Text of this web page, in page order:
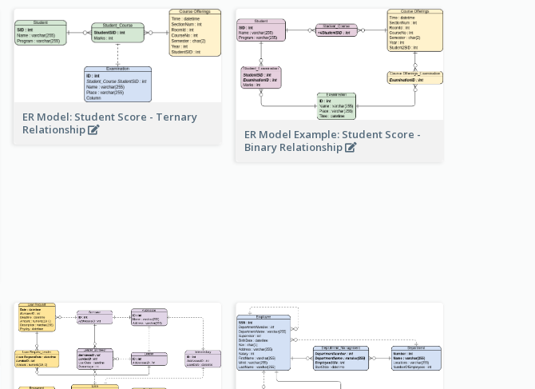
ER Model: Student Score - Ternary
Relationship
ER Model Example: Student Score -
Binary Relationship